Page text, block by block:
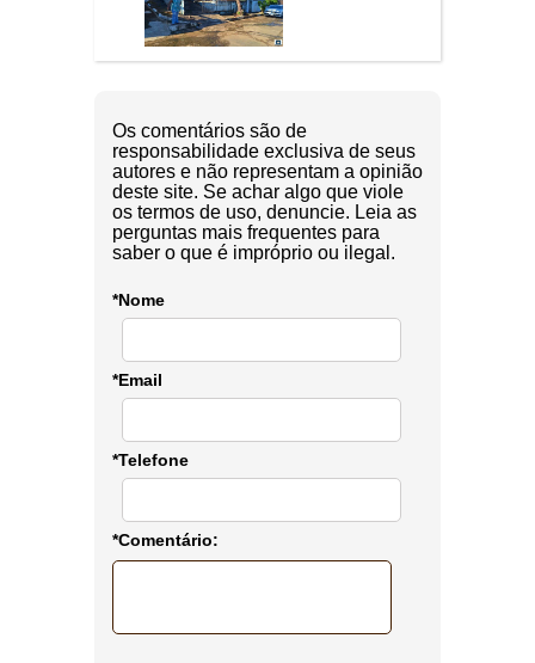
Os comentários são de
responsabilidade exclusiva de seus
autores e não representam a opinião
deste site. Se achar algo que viole
os termos de uso, denuncie. Leia as
perguntas mais frequentes para
saber o que é impróprio ou ilegal.
*Nome
*Email
*Telefone
*Comentário: